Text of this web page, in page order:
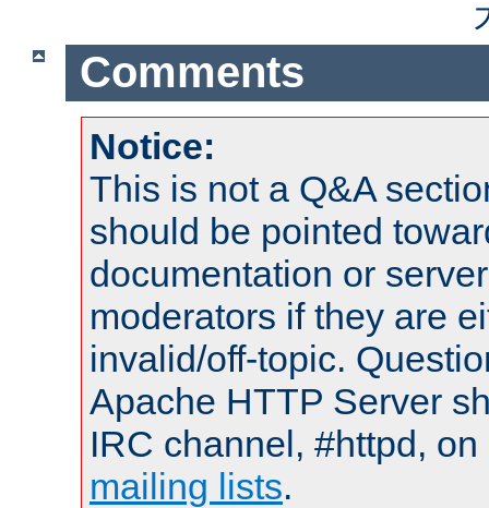
Comments
Notice:
This is not a Q&A
should be pointed
documentation or
moderators if they are
invalid/off-topic.
Apache HTTP Server
IRC channel, #httpd,
mailing lists.